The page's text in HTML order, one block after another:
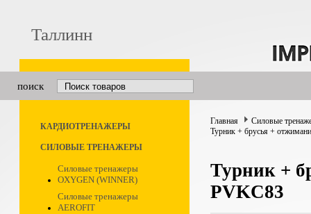
Таллинн
поиск
КАРДИОТРЕНАЖЕРЫ
СИЛОВЫЕ ТРЕНАЖЕРЫ
Силовые тренажеры
OXYGEN (WINNER)
Силовые тренажеры
AEROFIT
Главная
Силовые
Турник + брусья +
Турник +
PVKC83